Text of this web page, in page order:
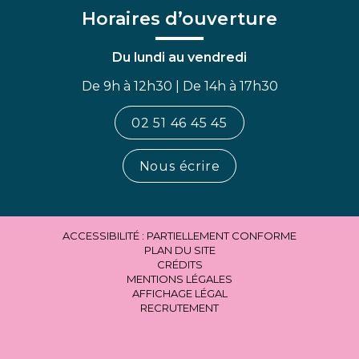
Horaires d’ouverture
Du lundi au vendredi
De 9h à 12h30 | De 14h à 17h30
02 51 46 45 45
Nous écrire
ACCESSIBILITÉ : PARTIELLEMENT CONFORME
PLAN DU SITE
CRÉDITS
MENTIONS LÉGALES
AFFICHAGE LÉGAL
RECRUTEMENT